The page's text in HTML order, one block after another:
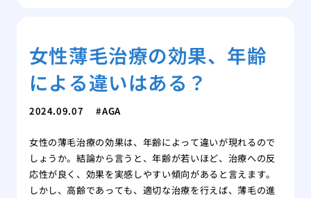
女性薄毛治療の効果、年齢
による違いはある？
2024.09.07 AGA
女性の薄毛治療の効果は、年齢によって違いが現れるので
しょうか。結論から言うと、年齢が若いほど、治療への反
応性が良く、効果を実感しやすい傾向があると言えます。
しかし、高齢であっても、適切な治療を行えば、薄毛の進